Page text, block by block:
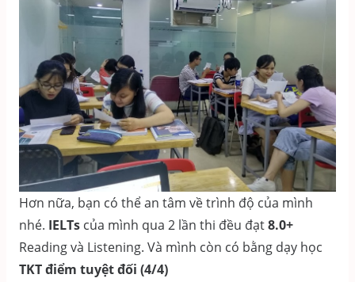
Hơn nữa, bạn có thể an tâm về trình độ của mình
nhé. IELTscủa mình qua 2 lần thi đều đạt8.0+
Reading và Listening. Và mình còn có bằng dạy học
TKT điểm tuyệt đối (4/4)